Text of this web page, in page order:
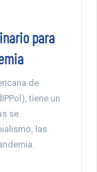
para
de
tiene un
se
las